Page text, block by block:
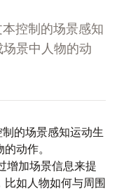
控制的场景感知
景中人物的动
的场景感知运动生
动作。
增加场景信息来提
如人物如何与周围